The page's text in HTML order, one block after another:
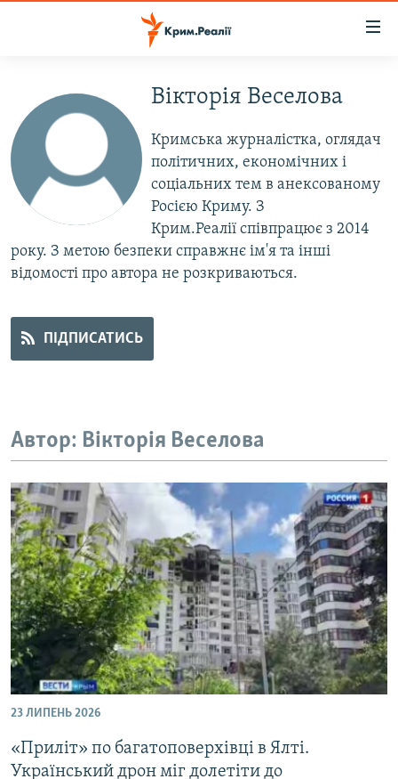
основного
матеріалу
Перейти
до
основної
навігації
Перейти
до
НОВИНИ
ВОДА.КРИМ
ВІДЕО ТА ФОТО
ПОЛІТИКА
БЛОГИ
ПОГЛЯД
ВСЕ ЗА ДЕНЬ
СПЕЦПРОЕКТИ
СВІДЧЕННЯ ОКУПАЦІЇ
УКРАЇНСЬКА ПРОБЛЕМА КРИМУ
ІНФОГРАФІКА
Русский
Qırımtatar
ДОЛУЧАЙСЯ!
Усі сайти RFE/RL
Вікторія Веселова
Кримська журналістка, оглядач
політичних, економічних і
соціальних тем в анексованому
Росією Криму. З
Крим.Реалії співпрацює з 2014
року. З метою безпеки справжнє ім'я та інші
відомості про автора не розкриваються.
ПІДПИСАТИСЬ
Автор: Вікторія Веселова
23 ЛИПЕНЬ 2026
«Приліт» по багатоповерхівці в Ялті.
Український дрон міг долетіти до